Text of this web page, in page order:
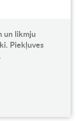
un likmju
Piekļuves